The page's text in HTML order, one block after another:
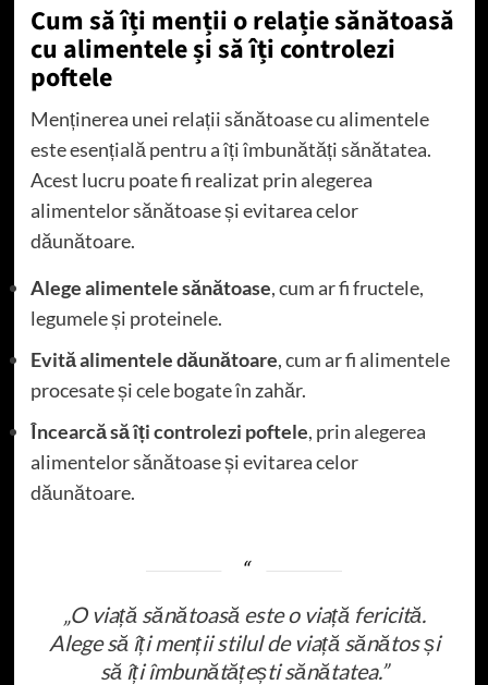
Cum să îți menții o relație sănătoasă
cu alimentele și să îți controlezi
poftele
Menținerea unei relații sănătoase cu alimentele
este esențială pentru a îți îmbunătăți sănătatea.
Acest lucru poate fi realizat prin alegerea
alimentelor sănătoase și evitarea celor
dăunătoare.
Alege alimentele sănătoase, cum ar fi fructele,
legumele și proteinele.
Evită alimentele dăunătoare, cum ar fi alimentele
procesate și cele bogate în zahăr.
Încearcă să îți controlezi poftele, prin alegerea
alimentelor sănătoase și evitarea celor
dăunătoare.
„O viață sănătoasă este o viață fericită.
Alege să îți menții stilul de viață sănătos și
să îți îmbunătățești sănătatea.”